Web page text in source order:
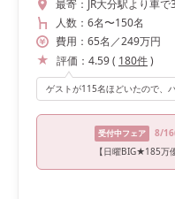
最寄： JR大分駅より車で
人数： 6名〜150名
費用： 65名 ／249万円
評価： 4.59( 180件)
受付中フェア 8/16
【日曜BIG★185万